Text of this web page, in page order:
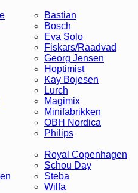
Bastian
Bosch
Eva Solo
Fiskars/Raadvad
Georg Jensen
Hoptimist
Kay Bojesen
Lurch
Magimix
Minifabrikken
OBH Nordica
Philips
Royal Copenhagen
Schou Day
Steba
Wilfa